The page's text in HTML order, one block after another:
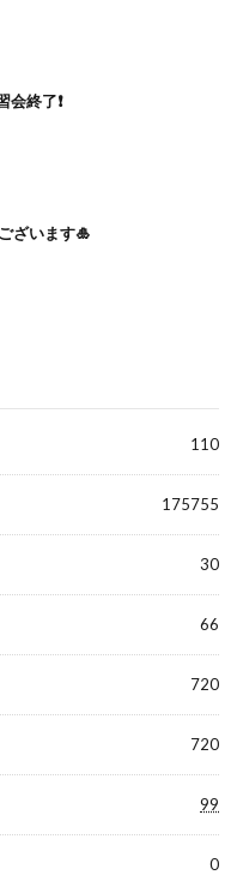
会終了❗️
ざいます🎍
110
175755
30
66
720
720
99
0